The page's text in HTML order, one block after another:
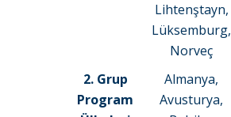
Lihtenştayn,
Lüksemburg,
Norveç
2. Grup
Program
Almanya,
Avusturya,